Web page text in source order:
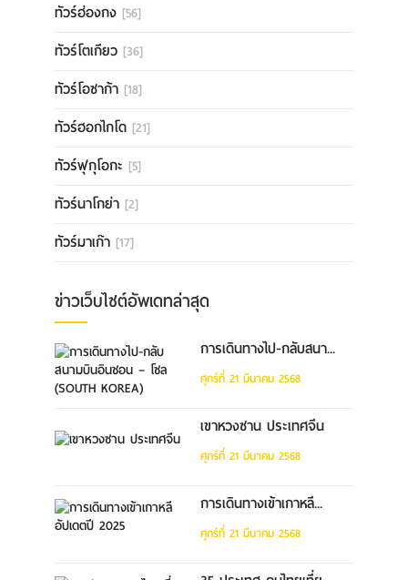
ทัวร์ฮ่องกง [56]
ทัวร์โตเกียว [36]
ทัวร์โอซาก้า [18]
ทัวร์ฮอกไกโด [21]
ทัวร์ฟุกุโอกะ [5]
ทัวร์นาโกย่า [2]
ทัวร์มาเก๊า [17]
ข่าวเว็บไซต์อัพเดทล่าสุด
การเดินทางไป-กลับสนา...
ศุกร์ที่ 21 มีนาคม 2568
เขาหวงซาน ประเทศจีน
ศุกร์ที่ 21 มีนาคม 2568
การเดินทางเข้าเกาหลี...
ศุกร์ที่ 21 มีนาคม 2568